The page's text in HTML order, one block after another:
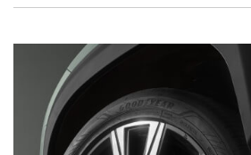
Consulte a política de cookies do site.